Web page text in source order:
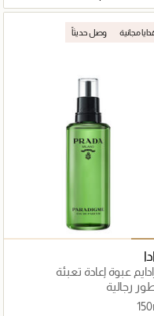
مجانية وصل حديثاً
عبوة إعادة تعبئة
رجالية